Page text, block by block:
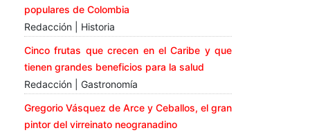
populares de Colombia
Redacción | Historia
Cinco frutas que crecen en el Caribe y que
tienen grandes beneficios para la salud
Redacción | Gastronomía
Gregorio Vásquez de Arce y Ceballos, el gran
pintor del virreinato neogranadino